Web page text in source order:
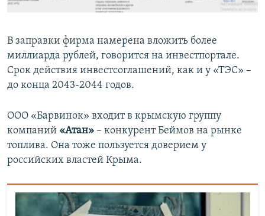
В заправки фирма намерена вложить более
миллиарда рублей, говорится на инвестпортале.
Срок действия инвестсоглашений, как и у «ТЭС» –
до конца 2043-2044 годов.
ООО «Барвинок» входит в крымскую группу
компаний «Атан» – конкурент Беймов на рынке
топлива. Она тоже пользуется доверием у
российских властей Крыма.